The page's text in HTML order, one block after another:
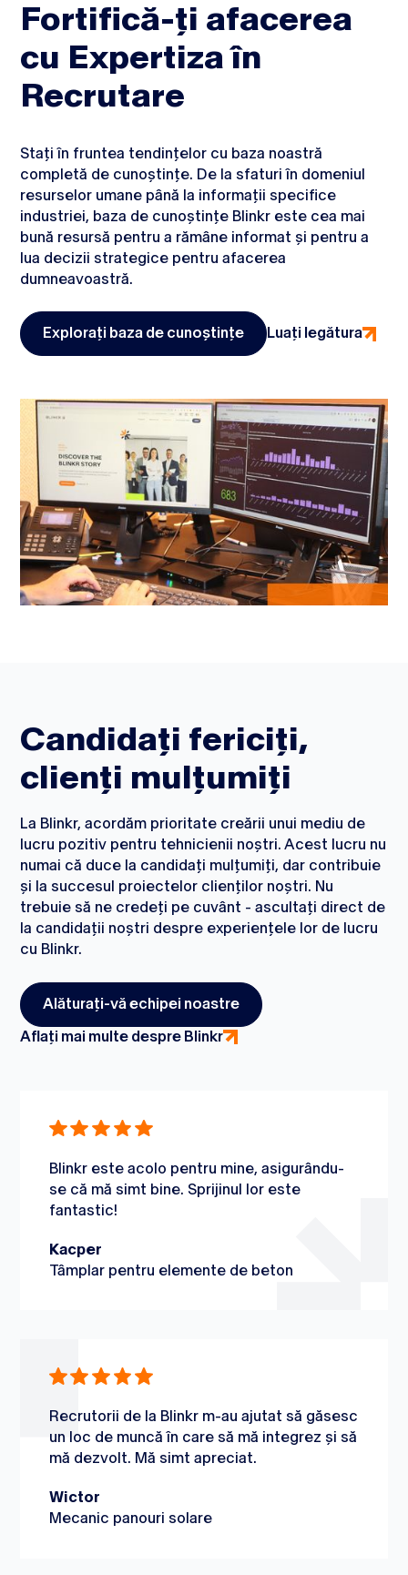
Fortifică-ți afacerea
cu Expertiza în
Recrutare
Stați în fruntea tendințelor cu baza noastră
completă de cunoștințe. De la sfaturi în domeniul
resurselor umane până la informații specifice
industriei, baza de cunoștințe Blinkr este cea mai
bună resursă pentru a rămâne informat și pentru a
lua decizii strategice pentru afacerea
dumneavoastră.
Explorați baza de cunoștințe Luați legătura
Candidați fericiți,
clienți mulțumiți
La Blinkr, acordăm prioritate creării unui mediu de
lucru pozitiv pentru tehnicienii noștri. Acest lucru nu
numai că duce la candidați mulțumiți, dar contribuie
și la succesul proiectelor clienților noștri. Nu
trebuie să ne credeți pe cuvânt - ascultați direct de
la candidații noștri despre experiențele lor de lucru
cu Blinkr.
Alăturați-vă echipei noastre
Aflați mai multe despre Blinkr
Blinkr este acolo pentru mine, asigurându-
se că mă simt bine. Sprijinul lor este
fantastic!
Kacper
Tâmplar pentru elemente de beton
Recrutorii de la Blinkr m-au ajutat să găsesc
un loc de muncă în care să mă integrez și să
mă dezvolt. Mă simt apreciat.
Wictor
Mecanic panouri solare